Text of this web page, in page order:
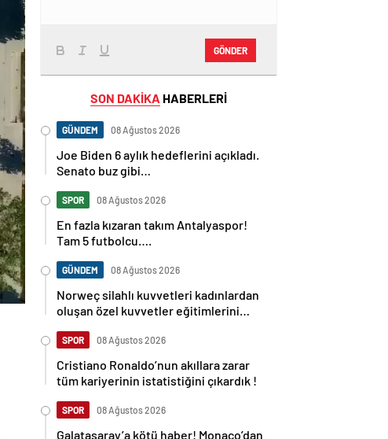
GÖNDER
SON DAKİKA HABERLERİ
GÜNDEM 08 Ağustos 2026
Joe Biden 6 aylık hedeflerini açıkladı.
Senato buz gibi…
SPOR 08 Ağustos 2026
En fazla kızaran takım Antalyaspor!
Tam 5 futbolcu….
GÜNDEM 08 Ağustos 2026
Norweç silahlı kuvvetleri kadınlardan
oluşan özel kuvvetler eğitimlerini
SPOR 08 Ağustos 2026
Cristiano Ronaldo’nun akıllara zarar
tüm kariyerinin istatistiğini çıkardık !
SPOR 08 Ağustos 2026
Galatasaray’a kötü haber! Monaco’dan